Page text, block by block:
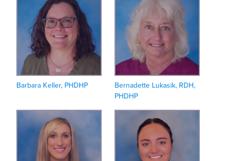
Barbara Keller, PHDHP
Bernadette Lukasik, RDH,
PHDHP